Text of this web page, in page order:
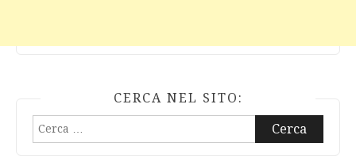
CERCA NEL SITO:
Ricerca
per: